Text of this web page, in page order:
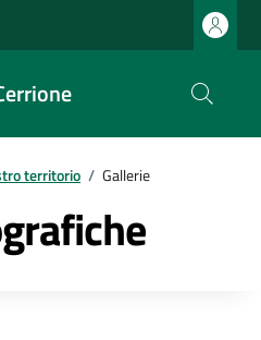
territorio / Gallerie